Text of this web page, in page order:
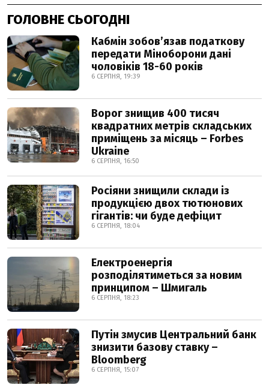
ГОЛОВНЕ СЬОГОДНІ
Кабмін зобовʼязав податкову
передати Міноборони дані
чоловіків 18-60 років
6 СЕРПНЯ, 19:39
Ворог знищив 400 тисяч
квадратних метрів складських
приміщень за місяць – Forbes
Ukraine
6 СЕРПНЯ, 16:50
Росіяни знищили склади із
продукцією двох тютюнових
гігантів: чи буде дефіцит
6 СЕРПНЯ, 18:04
Електроенергія
розподілятиметься за новим
принципом – Шмигаль
6 СЕРПНЯ, 18:23
Путін змусив Центральний банк
знизити базову ставку –
Bloomberg
6 СЕРПНЯ, 15:07